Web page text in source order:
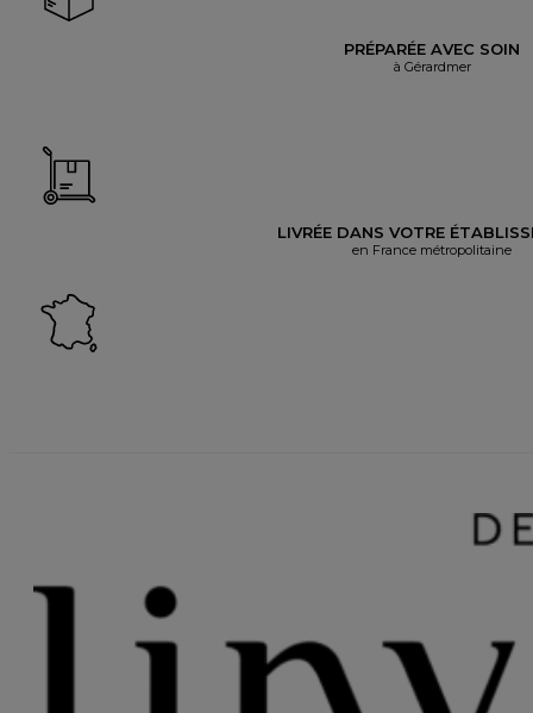
PRÉPARÉE AVEC SOIN
à Gérardmer
LIVRÉE DANS VOTRE
en France métropolitaine